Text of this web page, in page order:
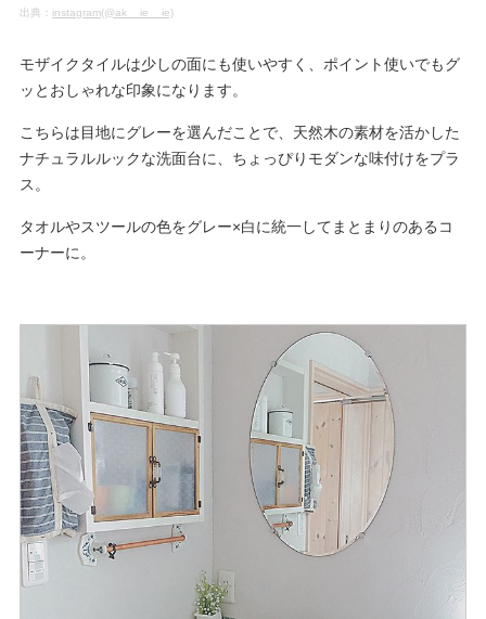
出典： instagram(@ak__ie__ie)
モザイクタイルは少しの面にも使いやすく、ポイント使いでもグ
ッとおしゃれな印象になります。
こちらは目地にグレーを選んだことで、天然木の素材を活かした
ナチュラルルックな洗面台に、ちょっぴりモダンな味付けをプラ
ス。
タオルやスツールの色をグレー×白に統一してまとまりのあるコ
ーナーに。